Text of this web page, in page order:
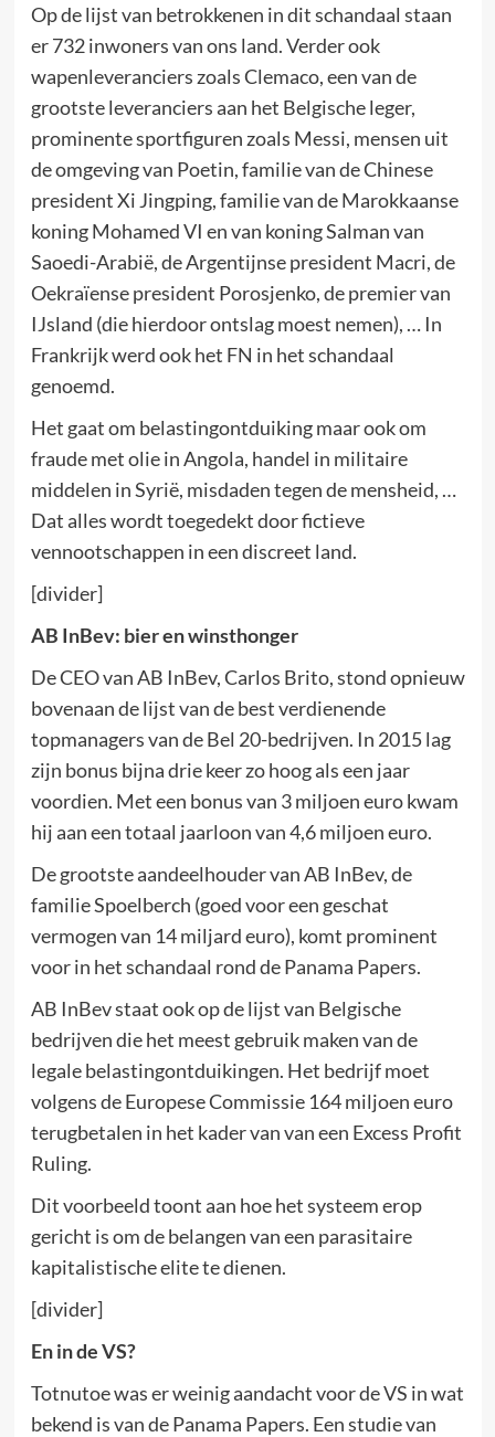
Op de lijst van betrokkenen in dit schandaal staan
er 732 inwoners van ons land. Verder ook
wapenleveranciers zoals Clemaco, een van de
grootste leveranciers aan het Belgische leger,
prominente sportfiguren zoals Messi, mensen uit
de omgeving van Poetin, familie van de Chinese
president Xi Jingping, familie van de Marokkaanse
koning Mohamed VI en van koning Salman van
Saoedi-Arabië, de Argentijnse president Macri, de
Oekraïense president Porosjenko, de premier van
IJsland (die hierdoor ontslag moest nemen), … In
Frankrijk werd ook het FN in het schandaal
genoemd.
Het gaat om belastingontduiking maar ook om
fraude met olie in Angola, handel in militaire
middelen in Syrië, misdaden tegen de mensheid, …
Dat alles wordt toegedekt door fictieve
vennootschappen in een discreet land.
[divider]
AB InBev: bier en winsthonger
De CEO van AB InBev, Carlos Brito, stond opnieuw
bovenaan de lijst van de best verdienende
topmanagers van de Bel 20-bedrijven. In 2015 lag
zijn bonus bijna drie keer zo hoog als een jaar
voordien. Met een bonus van 3 miljoen euro kwam
hij aan een totaal jaarloon van 4,6 miljoen euro.
De grootste aandeelhouder van AB InBev, de
familie Spoelberch (goed voor een geschat
vermogen van 14 miljard euro), komt prominent
voor in het schandaal rond de Panama Papers.
AB InBev staat ook op de lijst van Belgische
bedrijven die het meest gebruik maken van de
legale belastingontduikingen. Het bedrijf moet
volgens de Europese Commissie 164 miljoen euro
terugbetalen in het kader van van een Excess Profit
Ruling.
Dit voorbeeld toont aan hoe het systeem erop
gericht is om de belangen van een parasitaire
kapitalistische elite te dienen.
[divider]
En in de VS?
Totnutoe was er weinig aandacht voor de VS in wat
bekend is van de Panama Papers. Een studie van